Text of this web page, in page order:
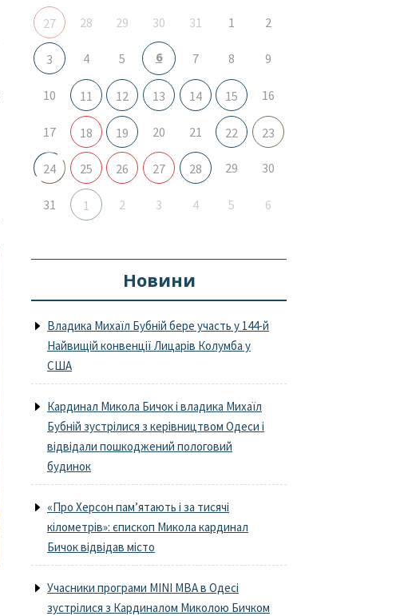
27 28 29 30 31 1 2
3 4 5 6 7 8 9
10 11 12 13 14 15 16
17 18 19 20 21 22 23
24 25 26 27 28 29 30
31 1 2 3 4 5 6
Новини
Владика Михаїл Бубній бере участь у 144-й
Найвищій конвенції Лицарів Колумба у
США
Кардинал Микола Бичок і владика Михаїл
Бубній зустрілися з керівництвом Одеси і
відвідали пошкоджений пологовий
будинок
«Про Херсон пам’ятають і за тисячі
кілометрів»: єпископ Микола кардинал
Бичок відвідав місто
Учасники програми MINI MBA в Одесі
зустрілися з Кардиналом Миколою Бичком